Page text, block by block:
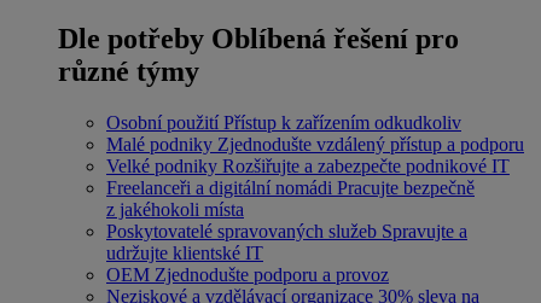
Dle potřeby Oblíbená řešení pro
různé týmy
Osobní použití Přístup k zařízením odkudkoliv
Malé podniky Zjednodušte vzdálený přístup a podporu
Velké podniky Rozšiřujte a zabezpečte podnikové IT
Freelanceři a digitální nomádi Pracujte bezpečně
z jakéhokoli místa
Poskytovatelé spravovaných služeb Spravujte a
udržujte klientské IT
OEM Zjednodušte podporu a provoz
Neziskové a vzdělávací organizace 30% sleva na